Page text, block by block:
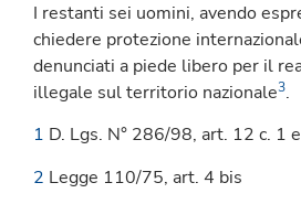
I restanti sei uomini, avendo
chiedere protezione
denunciati a piede libero per il
illegale sul territorio nazionale3.
1 D. Lgs. N° 286/98, art. 12 c. 1
2 Legge 110/75, art. 4 bis